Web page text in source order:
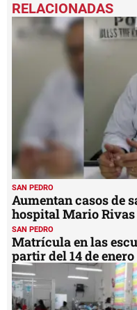
of
seconds
SAN PEDRO
Aumentan casos de
hospital Mario Rivas
SAN PEDRO
Matrícula en las
partir del 14 de enero